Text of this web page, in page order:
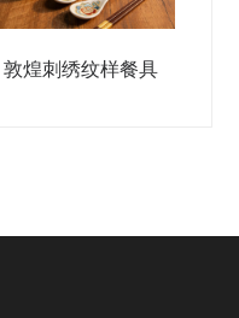
敦煌刺绣纹样餐具